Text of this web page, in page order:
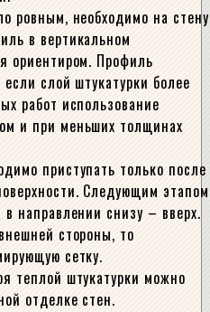
ровным, необходимо на стену
в вертикальном
ориентиром. Профиль
слой штукатурки более
работ использование
и при меньших толщинах
приступать только после
Следующим этапом
направлении снизу – вверх.
стороны, то
сетку.
теплой штукатурки можно
отделке стен.